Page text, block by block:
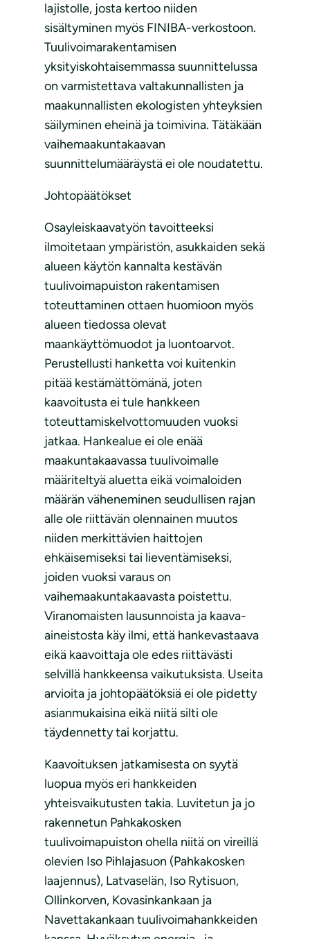
lajistolle, josta kertoo niiden
sisältyminen myös FINIBA-verkostoon.
Tuulivoimarakentamisen
yksityiskohtaisemmassa suunnittelussa
on varmistettava valtakunnallisten ja
maakunnallisten ekologisten yhteyksien
säilyminen eheinä ja toimivina. Tätäkään
vaihemaakuntakaavan
suunnittelumääräystä ei ole noudatettu.
Johtopäätökset
Osayleiskaavatyön tavoitteeksi
ilmoitetaan ympäristön, asukkaiden sekä
alueen käytön kannalta kestävän
tuulivoimapuiston rakentamisen
toteuttaminen ottaen huomioon myös
alueen tiedossa olevat
maankäyttömuodot ja luontoarvot.
Perustellusti hanketta voi kuitenkin
pitää kestämättömänä, joten
kaavoitusta ei tule hankkeen
toteuttamiskelvottomuuden vuoksi
jatkaa. Hankealue ei ole enää
maakuntakaavassa tuulivoimalle
määriteltyä aluetta eikä voimaloiden
määrän väheneminen seudullisen rajan
alle ole riittävän olennainen muutos
niiden merkittävien haittojen
ehkäisemiseksi tai lieventämiseksi,
joiden vuoksi varaus on
vaihemaakuntakaavasta poistettu.
Viranomaisten lausunnoista ja kaava-
aineistosta käy ilmi, että hankevastaava
eikä kaavoittaja ole edes riittävästi
selvillä hankkeensa vaikutuksista. Useita
arvioita ja johtopäätöksiä ei ole pidetty
asianmukaisina eikä niitä silti ole
täydennetty tai korjattu.
Kaavoituksen jatkamisesta on syytä
luopua myös eri hankkeiden
yhteisvaikutusten takia. Luvitetun ja jo
rakennetun Pahkakosken
tuulivoimapuiston ohella niitä on vireillä
olevien Iso Pihlajasuon (Pahkakosken
laajennus), Latvaselän, Iso Rytisuon,
Ollinkorven, Kovasinkankaan ja
Navettakankaan tuulivoimahankkeiden